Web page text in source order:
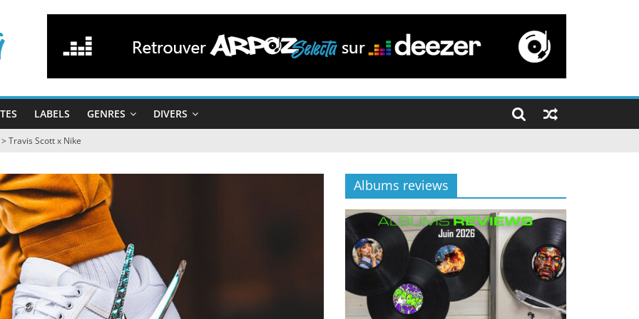
LABELS GENRES DIVERS
> Travis Scott x Nike
Albums reviews